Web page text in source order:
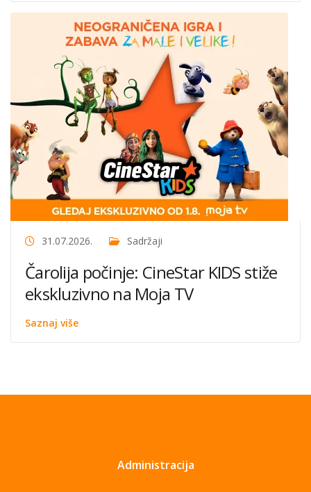
31.07.2026. Sadržaji
Čarolija počinje: CineStar KIDS stiže
ekskluzivno na Moja TV
Saznaj više
Administracija